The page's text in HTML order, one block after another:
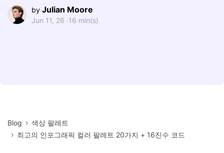
by Julian Moore
Jun 11, 26 ·16 min(s)
Blog
색상 팔레트
최고의 인포그래픽 컬러 팔레트 20가지 + 16진수 코드